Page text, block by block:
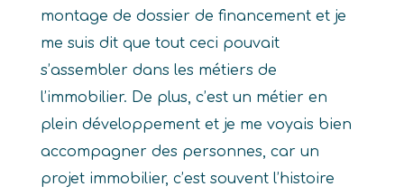
montage de dossier de financement et je
me suis dit que tout ceci pouvait
s’assembler dans les métiers de
l’immobilier. De plus, c’est un métier en
plein développement et je me voyais bien
accompagner des personnes, car un
projet immobilier, c’est souvent l’histoire